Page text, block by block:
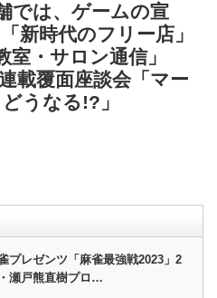
では、ゲームの宣
新時代のフリー店」
・サロン通信」
載覆面座談会「マー
うなる!?」
プレゼンツ「麻雀最強戦2023」2
瀬戸熊直樹プロ…